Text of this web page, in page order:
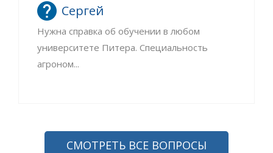
Сергей
Нужна справка об обучении в любом
университете Питера. Специальность
агроном...
СМОТРЕТЬ ВСЕ ВОПРОСЫ